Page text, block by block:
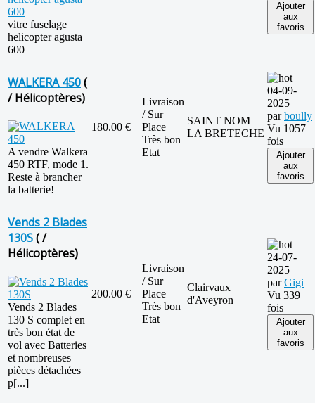
vitre fuselage
helicopter agusta
600
Ajouter
aux
favoris
WALKERA 450(
/ Hélicoptères)
A vendre Walkera
450 RTF, mode 1.
Reste à brancher
la batterie!
180.00 €
Livraison
/ Sur
Place
Très bon
Etat
SAINT NOM
LA BRETECHE
04-09-
2025
parboully
Vu 1057
fois
Ajouter
aux
favoris
Vends 2 Blades
130S( /
Hélicoptères)
Vends 2 Blades
130 S complet en
très bon état de
vol avec Batteries
et nombreuses
pièces détachées
p[...]
200.00 €
Livraison
/ Sur
Place
Très bon
Etat
Clairvaux
d'Aveyron
24-07-
2025
parGigi
Vu 339
fois
Ajouter
aux
favoris